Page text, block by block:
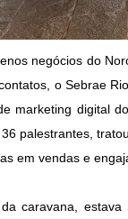
negócios do
o Sebrae
marketing digital
palestrantes,
em vendas e
caravana,